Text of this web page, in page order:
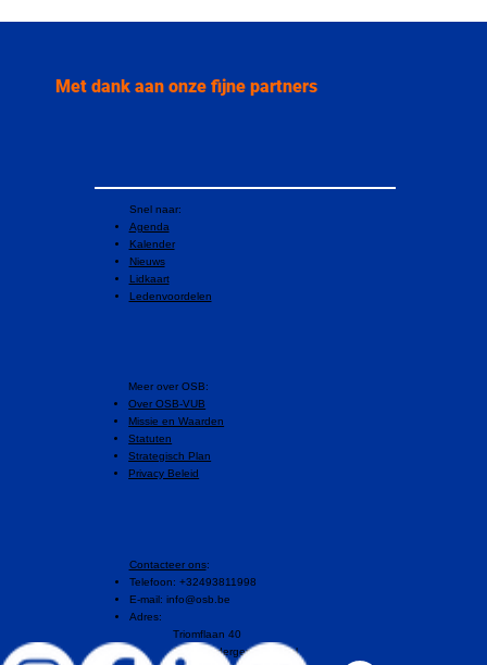
Met dank aan onze fijne partners
Snel naar:
Agenda
Kalender
Nieuws
Lidkaart
Ledenvoordelen
​Meer over OSB:
Over OSB-VUB
Missie en Waarden
Statuten
Strategisch Plan
Privacy Beleid
Contacteer ons:
Telefoon: +32493811998
E-mail: info@osb.be
Adres:
Triomflaan 40
1160 Oudergem, Brussel